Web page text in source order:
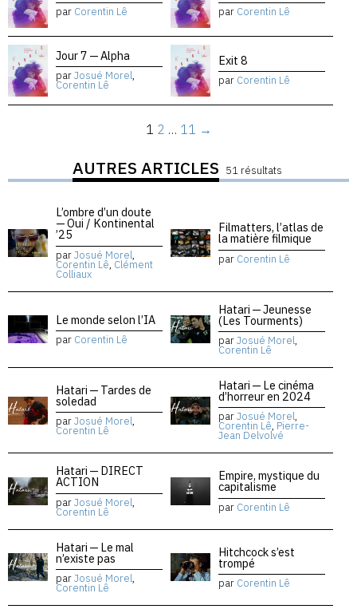
par Corentin Lê par Corentin Lê
Jour 7 — Alpha
parJosué Morel,
Corentin Lê
Exit 8
par Corentin Lê
1 2 … 11 →
AUTRES ARTICLES 51 résultats
L’ombre d’un doute
— Oui / Kontinental
’25
parJosué Morel,
Corentin Lê, Clément
Colliaux
Filmatters, l’atlas de
la matière filmique
par Corentin Lê
Le monde selon l’IA
par Corentin Lê
Hatari — Jeunesse
(Les Tourments)
parJosué Morel,
Corentin Lê
Hatari — Tardes de
soledad
parJosué Morel,
Corentin Lê
Hatari — Le cinéma
d’horreur en 2024
parJosué Morel,
Corentin Lê, Pierre-
Jean Delvolvé
Hatari — DIRECT
ACTION
parJosué Morel,
Corentin Lê
Empire, mystique du
capitalisme
par Corentin Lê
Hatari — Le mal
n’existe pas
parJosué Morel,
Corentin Lê
Hitchcock s’est
trompé
par Corentin Lê